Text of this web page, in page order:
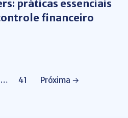
práticas essenciais
financeiro
… 41 Próxima →